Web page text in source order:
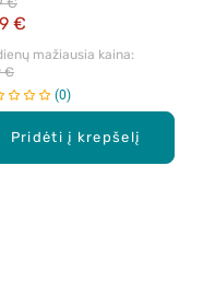
Pridėti į krepšelį
€
mažiausia kaina:
€
0